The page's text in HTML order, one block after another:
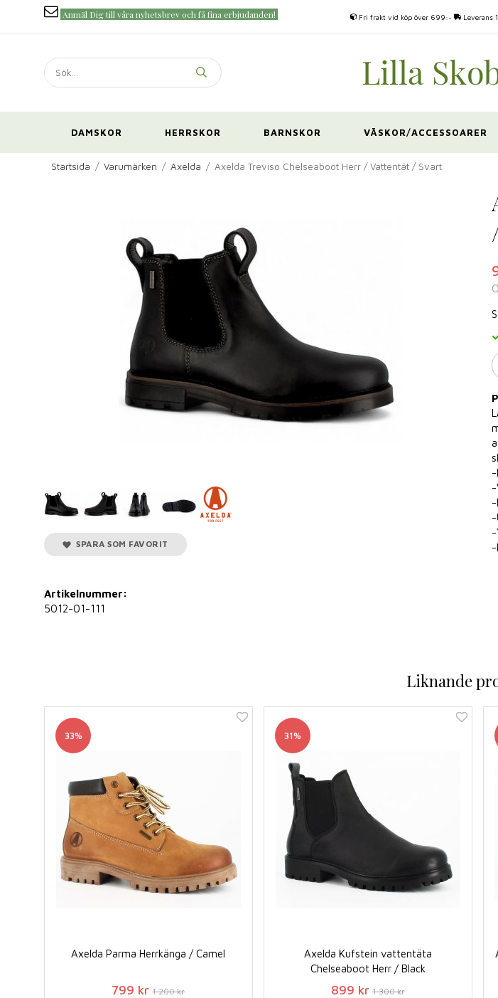
Anmäl Dig till våra nyhetsbrev och få fina erbjudanden! Fri frakt vid köp över 699:- Leverans
DAMSKOR HERRSKOR BARNSKOR VÄSKOR/ACCESSOARER
Startsida / Varumärken / Axelda / Axelda Treviso Chelseaboot Herr / Vattentät / Svart
-
-
-
-
-
-
SPARA SOM FAVORIT
Artikelnummer:
5012-01-111
Liknande
33%
Axelda Parma Herrkänga / Camel
799 kr 1 200 kr
31%
Axelda Kufstein vattentäta
Chelseaboot Herr / Black
899 kr 1 300 kr